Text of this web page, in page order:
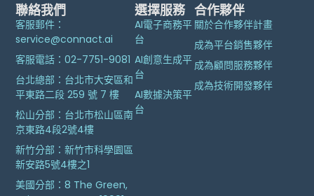
聯絡我們
客服郵件：
service@connact.ai
客服電話：02-7751-9081
台北總部：台北市大安區和
平東路二段 259 號 7 樓
松山分部：台北市松山區南
京東路4段2號4樓
新竹分部：新竹市科學園區
新安路5號4樓之1
美國分部：8 The Green,
選擇服務
AI電子商務平
台
AI創意生成平
台
AI數據決策平
台
合作夥伴
關於合作夥伴計畫
成為平台銷售夥伴
成為顧問服務夥伴
成為技術開發夥伴